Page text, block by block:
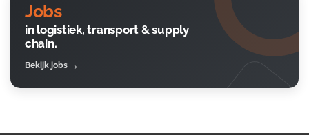
Jobs
in logistiek, transport & supply
chain.
Bekijk jobs